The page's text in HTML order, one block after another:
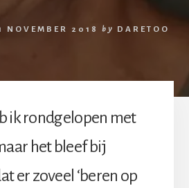
NOVEMBER 2018 by DARETOO
ik rondgelopen met
het bleef bij
er zoveel ‘beren op